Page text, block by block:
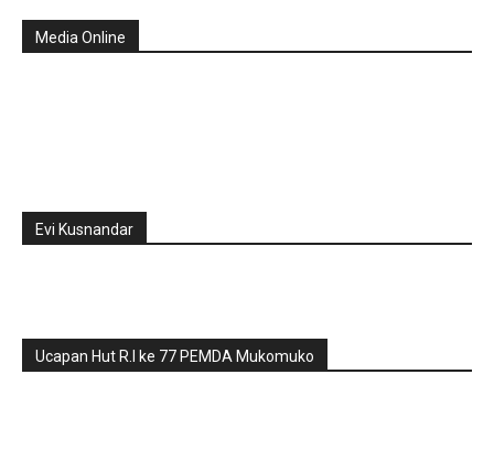
Media Online
Evi Kusnandar
Ucapan Hut R.I ke 77 PEMDA Mukomuko